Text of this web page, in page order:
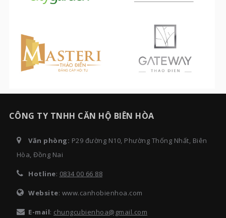
CÔNG TY TNHH CĂN HỘ BIÊN HÒA
Văn phòng: P29 đường N10, Phường Thống Nhất, Biên
Hòa, Đồng Nai
Hotline: 0834 00 66 88
Website: www.canhobienhoa.com
E-mail: chungcubienhoa@gmail.com